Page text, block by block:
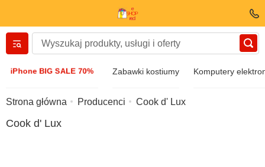
iPhone BIG SALE 70% Zabawki kostiumy Komputery
Вернуться назад
Akcesoria
Strona główna Producenci Cook d' Lux
Cook d' Lux